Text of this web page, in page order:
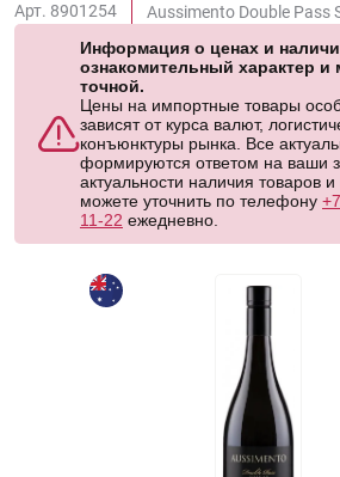
Арт. 8901254
Aussimento Double Pass
Информация о ценах и
ознакомительный характер и
точной.
Цены на импортные товары
зависят от курса валют,
конъюнктуры рынка. Все
формируются ответом на ваши
актуальности наличия товаров
можете уточнить по телефону
11-22 ежедневно.